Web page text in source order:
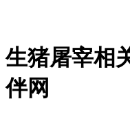
生猪屠宰相
伴网